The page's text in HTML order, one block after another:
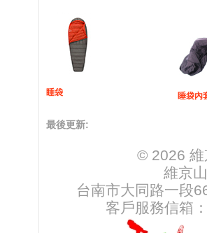
睡袋 睡袋內
最後更新:
© 2026 維
維京
台南市大同路一段
客戶服務信箱